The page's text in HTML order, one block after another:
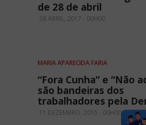
de 28 de abril
28 ABRIL, 2017 - 00H00
MARIA APARECIDA FARIA
“Fora Cunha” e “Não
são bandeiras dos
trabalhadores pela
11 DEZEMBRO, 2015 - 00H00